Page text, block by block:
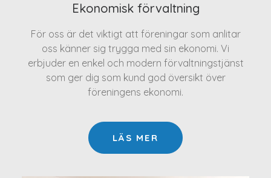
Ekonomisk förvaltning
För oss är det viktigt att föreningar som anlitar
oss känner sig trygga med sin ekonomi. Vi
erbjuder en enkel och modern förvaltningstjänst
som ger dig som kund god översikt över
föreningens ekonomi.
LÄS MER